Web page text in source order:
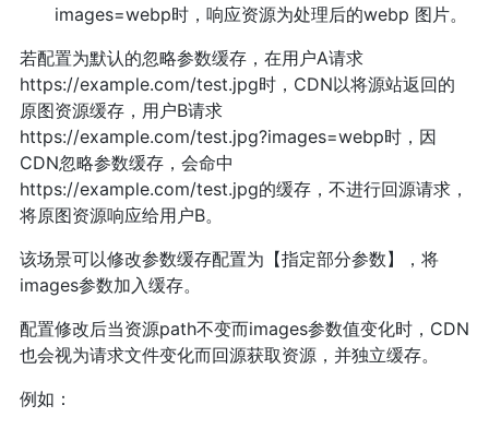
images=webp时，响应资源为处理后的webp 图片。
若配置为默认的忽略参数缓存，在用户A请求
https://example.com/test.jpg时，CDN以将源站返回的
原图资源缓存，用户B请求
https://example.com/test.jpg?images=webp时，因
CDN忽略参数缓存，会命中
https://example.com/test.jpg的缓存，不进行回源请求，
将原图资源响应给用户B。
该场景可以修改参数缓存配置为【指定部分参数】，将
images参数加入缓存。
配置修改后当资源path不变而images参数值变化时，CDN
也会视为请求文件变化而回源获取资源，并独立缓存。
例如：